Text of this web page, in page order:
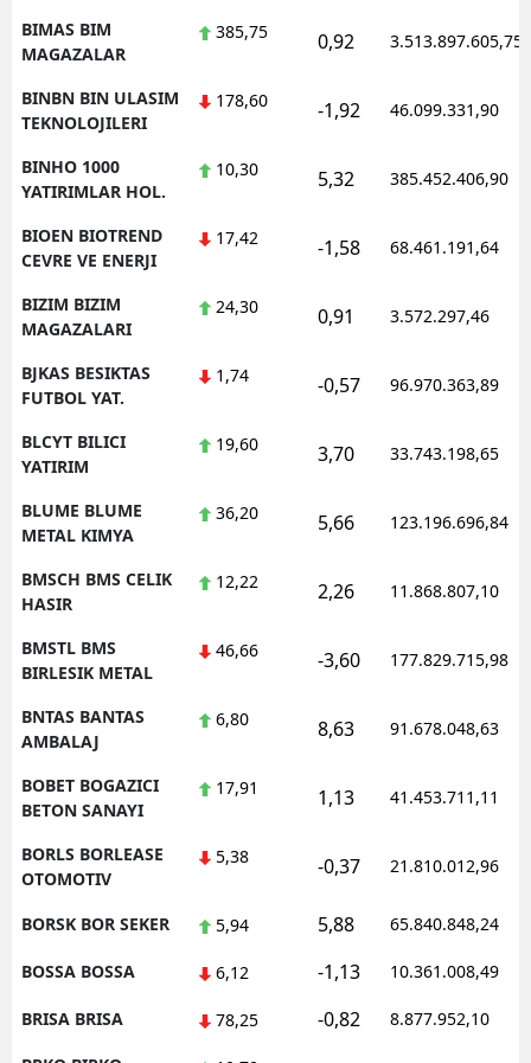
BIMAS BIM
MAGAZALAR
385,75 0,92 3.513.897.605,75
BINBN BIN ULASIM
TEKNOLOJILERI
178,60 -1,92 46.099.331,90
BINHO 1000
YATIRIMLAR HOL.
10,30 5,32 385.452.406,90
BIOEN BIOTREND
CEVRE VE ENERJI
17,42 -1,58 68.461.191,64
BIZIM BIZIM
MAGAZALARI
24,30 0,91 3.572.297,46
BJKAS BESIKTAS
FUTBOL YAT.
1,74 -0,57 96.970.363,89
BLCYT BILICI
YATIRIM
19,60 3,70 33.743.198,65
BLUME BLUME
METAL KIMYA
36,20 5,66 123.196.696,84
BMSCH BMS CELIK
HASIR
12,22 2,26 11.868.807,10
BMSTL BMS
BIRLESIK METAL
46,66 -3,60 177.829.715,98
BNTAS BANTAS
AMBALAJ
6,80 8,63 91.678.048,63
BOBET BOGAZICI
BETON SANAYI
17,91 1,13 41.453.711,11
BORLS BORLEASE
OTOMOTIV
5,38 -0,37 21.810.012,96
BORSK BOR SEKER 5,94 5,88 65.840.848,24
BOSSA BOSSA 6,12 -1,13 10.361.008,49
BRISA BRISA 78,25 -0,82 8.877.952,10